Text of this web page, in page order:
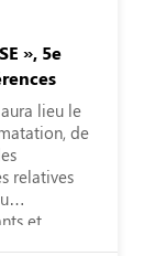
», 5e
lieu le
de
relatives
et